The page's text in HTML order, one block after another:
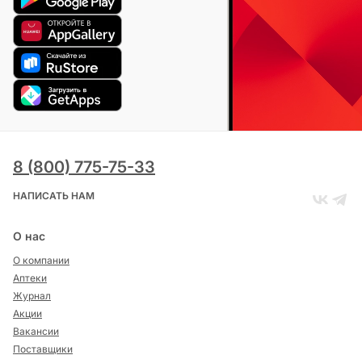
8 (800) 775-75-33
НАПИСАТЬ НАМ
О нас
О компании
Аптеки
Журнал
Акции
Вакансии
Поставщики